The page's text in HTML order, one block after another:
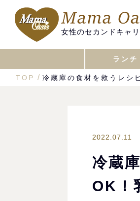
女性のセカンドキャ
ランチ
TOP 冷蔵庫の食材を救うレシ
2022.07.11
冷蔵
OK！